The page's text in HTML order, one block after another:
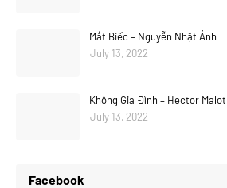
Mắt Biếc – Nguyễn Nhật Ánh
July 13, 2022
Không Gia Đình – Hector Malot
July 13, 2022
Facebook